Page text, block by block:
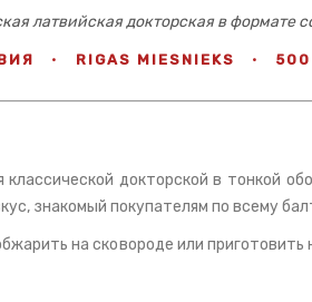
латвийская докторская в формате
· RIGAS MIESNIEKS · 500
докторской в тонкой
знакомый покупателям по всему
на сковороде или